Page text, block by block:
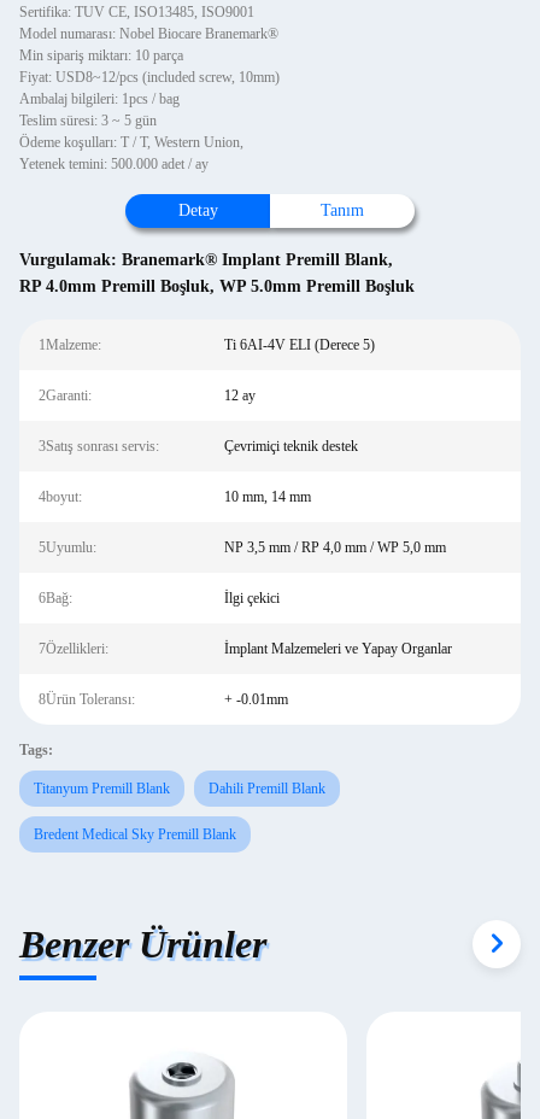
Sertifika: TUV CE, ISO13485, ISO9001
Model numarası: Nobel Biocare Branemark®
Min sipariş miktarı: 10 parça
Fiyat: USD8~12/pcs (included screw, 10mm)
Ambalaj bilgileri: 1pcs / bag
Teslim süresi: 3 ~ 5 gün
Ödeme koşulları: T / T, Western Union,
Yetenek temini: 500.000 adet / ay
Detay Tanım
Vurgulamak: Branemark® Implant Premill Blank,
RP 4.0mm Premill Boşluk, WP 5.0mm Premill Boşluk
1Malzeme: Ti 6AI-4V ELI (Derece 5)
2Garanti: 12 ay
3Satış sonrası servis: Çevrimiçi teknik destek
4boyut: 10 mm, 14 mm
5Uyumlu: NP 3,5 mm / RP 4,0 mm / WP 5,0 mm
6Bağ: İlgi çekici
7Özellikleri: İmplant Malzemeleri ve Yapay Organlar
8Ürün Toleransı: + -0.01mm
Tags:
Titanyum Premill Blank Dahili Premill Blank
Bredent Medical Sky Premill Blank
Benzer Ürünler